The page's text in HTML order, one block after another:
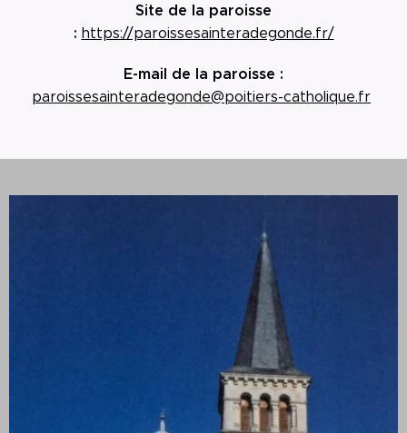
Site de la paroisse
: https://paroissesainteradegonde.fr/
E-mail de la paroisse :
paroissesainteradegonde@poitiers-catholique.fr